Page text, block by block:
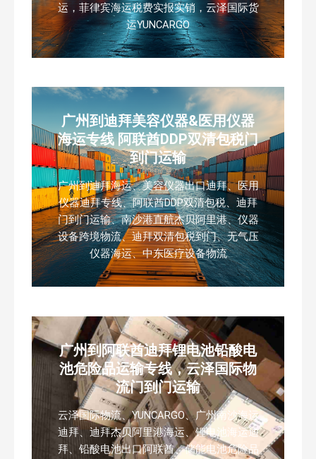
运，菲律宾海运税费实报实销，云泽国际货
运YUNCARGO
广州到迪拜美容仪器&医用仪器
海运专线 阿联酋DDP双清包税门
到门运输
广州到迪拜海运、美容仪器出口迪拜、医用
仪器迪拜专线、阿联酋DDP双清包税、迪拜
门到门运输、南沙港直航杰贝阿里港、仪器
设备跨境物流、迪拜双清包税到门、无气压
仪器海运、中东医疗设备物流
广州到阿联酋迪拜锂电池铅酸电
池危险品运输专线，云泽国际物
流门到门运输
云泽国际物流、YUNCARGO、广州南沙海运
迪拜、迪拜杰贝阿里港海运、锂电池海运迪
拜、铅酸电池出口阿联酋、储能电池危险品